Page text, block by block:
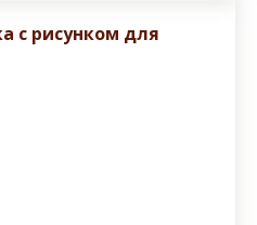
с рисунком для